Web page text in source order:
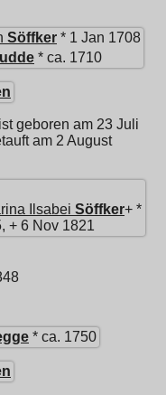
Söffker * 1 Jan 1708
* ca. 1710
ist geboren am 23 Juli
am 2 August
Ilsabei Söffker+ *
+ 6 Nov 1821
* ca. 1750